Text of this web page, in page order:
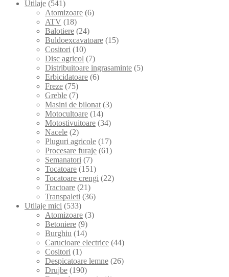
Utilaje (541)
Atomizoare (6)
ATV (18)
Balotiere (24)
Buldoexcavatoare (15)
Cositori (10)
Disc agricol (7)
Distribuitoare ingrasaminte (5)
Erbicidatoare (6)
Freze (75)
Greble (7)
Masini de bilonat (3)
Motocultoare (14)
Motostivuitoare (34)
Nacele (2)
Pluguri agricole (17)
Procesare furaje (61)
Semanatori (7)
Tocatoare (151)
Tocatoare crengi (22)
Tractoare (21)
Transpaleti (36)
Utilaje mici (533)
Atomizoare (3)
Betoniere (9)
Burghiu (14)
Carucioare electrice (44)
Cositori (1)
Despicatoare lemne (26)
Drujbe (190)